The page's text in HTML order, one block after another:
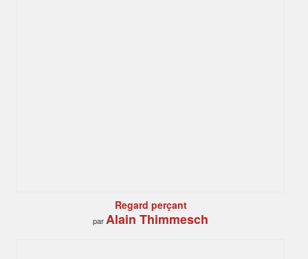
Regard perçant
parAlain Thimmesch